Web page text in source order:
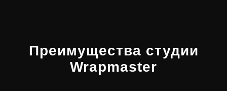
Преимущества студии
Wrapmaster